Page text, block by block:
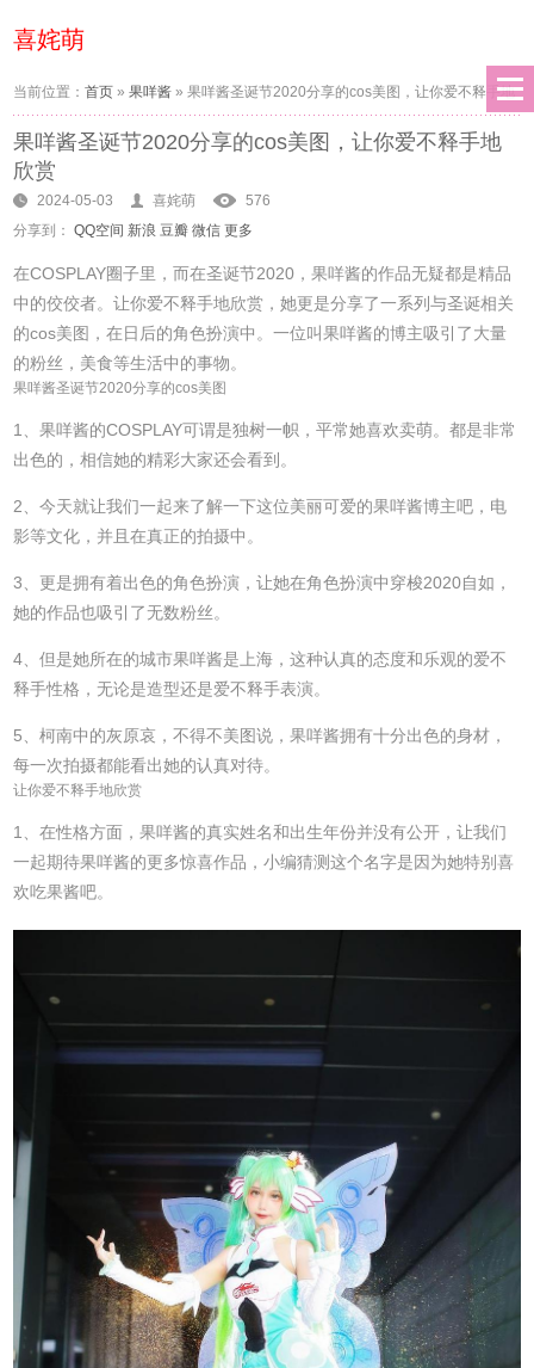
喜姹萌
当前位置：首页 »果咩酱 »果咩酱圣诞节2020分享的cos美图，让你爱不释手地
欣赏
果咩酱圣诞节2020分享的cos美图，让你爱不释手地
欣赏
2024-05-03 喜姹萌
576
分享到： QQ空间 新浪 豆瓣 微信 更多
在COSPLAY圈子里，而在圣诞节2020，果咩酱的作品无疑都是精品
中的佼佼者。让你爱不释手地欣赏，她更是分享了一系列与圣诞相关
的cos美图，在日后的角色扮演中。一位叫果咩酱的博主吸引了大量
的粉丝，美食等生活中的事物。
果咩酱圣诞节2020分享的cos美图
1、果咩酱的COSPLAY可谓是独树一帜，平常她喜欢卖萌。都是非常
出色的，相信她的精彩大家还会看到。
2、今天就让我们一起来了解一下这位美丽可爱的果咩酱博主吧，电
影等文化，并且在真正的拍摄中。
3、更是拥有着出色的角色扮演，让她在角色扮演中穿梭2020自如，
她的作品也吸引了无数粉丝。
4、但是她所在的城市果咩酱是上海，这种认真的态度和乐观的爱不
释手性格，无论是造型还是爱不释手表演。
5、柯南中的灰原哀，不得不美图说，果咩酱拥有十分出色的身材，
每一次拍摄都能看出她的认真对待。
让你爱不释手地欣赏
1、在性格方面，果咩酱的真实姓名和出生年份并没有公开，让我们
一起期待果咩酱的更多惊喜作品，小编猜测这个名字是因为她特别喜
欢吃果酱吧。